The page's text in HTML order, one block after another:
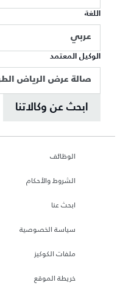
اللغة
عربي
الوكيل المعتمد
صالة عرض الرياض
ابحث عن وكالاتنا
الوظائف
الشروط والأحكام
ابحث عنا
سياسة الخصوصية
ملفات الكوكيز
خريطة الموقع